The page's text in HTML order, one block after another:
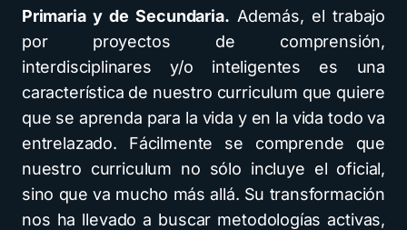
Primaria y de Secundaria. Además, el trabajo
por proyectos de comprensión,
interdisciplinares y/o inteligentes es una
característica de nuestro curriculum que quiere
que se aprenda para la vida y en la vida todo va
entrelazado. Fácilmente se comprende que
nuestro curriculum no sólo incluye el oficial,
sino que va mucho más allá. Su transformación
nos ha llevado a buscar metodologías activas,